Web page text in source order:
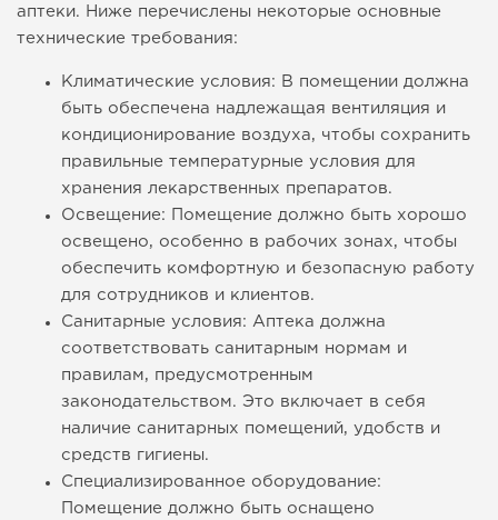
аптеки. Ниже перечислены некоторые основные
технические требования:
Климатические условия: В помещении должна
быть обеспечена надлежащая вентиляция и
кондиционирование воздуха, чтобы сохранить
правильные температурные условия для
хранения лекарственных препаратов.
Освещение: Помещение должно быть хорошо
освещено, особенно в рабочих зонах, чтобы
обеспечить комфортную и безопасную работу
для сотрудников и клиентов.
Санитарные условия: Аптека должна
соответствовать санитарным нормам и
правилам, предусмотренным
законодательством. Это включает в себя
наличие санитарных помещений, удобств и
средств гигиены.
Специализированное оборудование:
Помещение должно быть оснащено